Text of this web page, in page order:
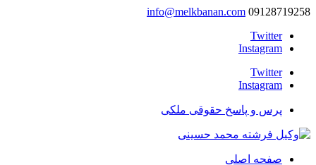
09128719258
info@melkbanan.com
Twitter
Instagram
Twitter
Instagram
پرس و پاسخ حقوقی ملکی
صفحه اصلی